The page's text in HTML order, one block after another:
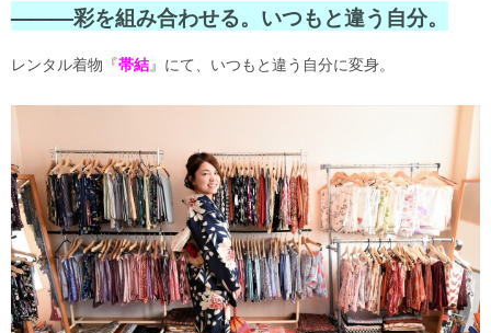
———彩を組み合わせる。いつもと違う自分。
レンタル着物『帯結』にて、いつもと違う自分に変身。